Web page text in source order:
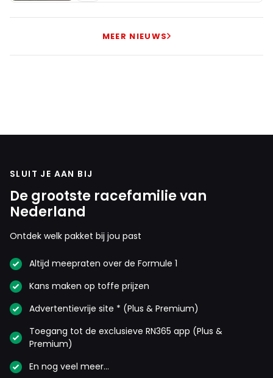
MEER NIEUWS
SLUIT JE AAN BIJ
De grootste racefamilie van
Nederland
Ontdek welk pakket bij jou past
Altijd meepraten over de Formule 1
Kans maken op toffe prijzen
Advertentievrije site * (Plus & Premium)
Toegang tot de exclusieve RN365 app (Plus &
Premium)
En nog veel meer…